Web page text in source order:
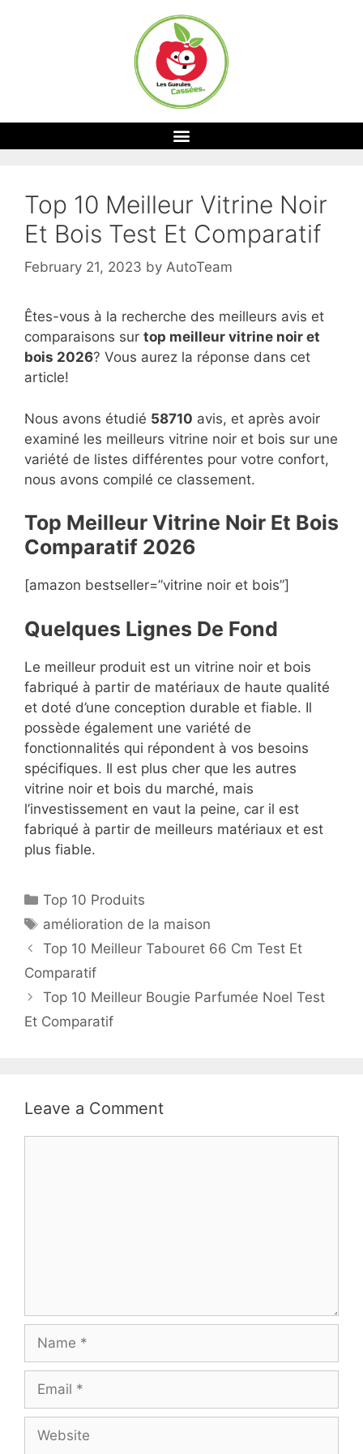
Top 10 Meilleur Vitrine Noir
Et Bois Test Et Comparatif
February 21, 2023 by AutoTeam
Êtes-vous à la recherche des meilleurs avis et
comparaisons sur top meilleur vitrine noir et
bois 2026? Vous aurez la réponse dans cet
article!
Nous avons étudié 58710 avis, et après avoir
examiné les meilleurs vitrine noir et bois sur une
variété de listes différentes pour votre confort,
nous avons compilé ce classement.
Top Meilleur Vitrine Noir Et Bois
Comparatif 2026
[amazon bestseller=”vitrine noir et bois”]
Quelques Lignes De Fond
Le meilleur produit est un vitrine noir et bois
fabriqué à partir de matériaux de haute qualité
et doté d’une conception durable et fiable. Il
possède également une variété de
fonctionnalités qui répondent à vos besoins
spécifiques. Il est plus cher que les autres
vitrine noir et bois du marché, mais
l’investissement en vaut la peine, car il est
fabriqué à partir de meilleurs matériaux et est
plus fiable.
Top 10 Produits
amélioration de la maison
Top 10 Meilleur Tabouret 66 Cm Test Et
Comparatif
Top 10 Meilleur Bougie Parfumée Noel Test
Et Comparatif
Leave a Comment